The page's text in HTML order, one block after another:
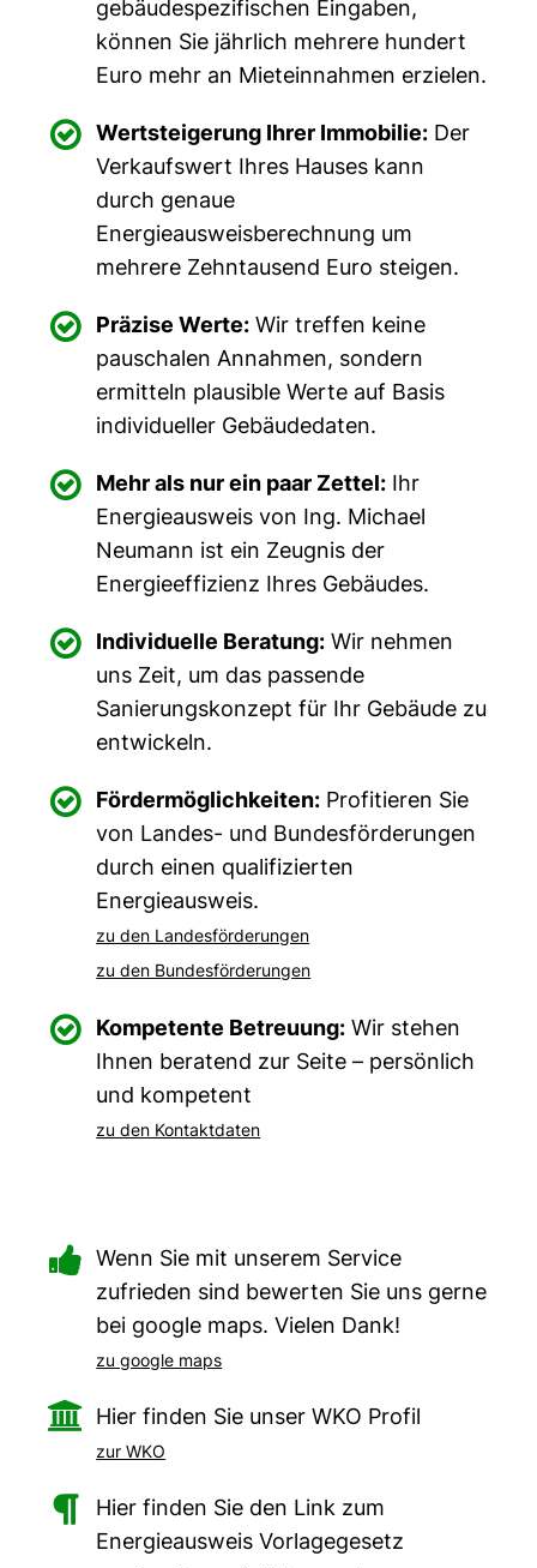
gebäudespezifischen Eingaben,
können Sie jährlich mehrere hundert
Euro mehr an Mieteinnahmen erzielen.
 Wertsteigerung Ihrer Immobilie: Der
Verkaufswert Ihres Hauses kann
durch genaue
Energieausweisberechnung um
mehrere Zehntausend Euro steigen.
 Präzise Werte: Wir treffen keine
pauschalen Annahmen, sondern
ermitteln plausible Werte auf Basis
individueller Gebäudedaten.
 Mehr als nur ein paar Zettel: Ihr
Energieausweis von Ing. Michael
Neumann ist ein Zeugnis der
Energieeffizienz Ihres Gebäudes.
 Individuelle Beratung: Wir nehmen
uns Zeit, um das passende
Sanierungskonzept für Ihr Gebäude zu
entwickeln.
 Fördermöglichkeiten: Profitieren Sie
von Landes- und Bundesförderungen
durch einen qualifizierten
Energieausweis.
zu den Landesförderungen
zu den Bundesförderungen
 Kompetente Betreuung: Wir stehen
Ihnen beratend zur Seite – persönlich
und kompetent
zu den Kontaktdaten
 Wenn Sie mit unserem Service
zufrieden sind bewerten Sie uns gerne
bei google maps. Vielen Dank!
zu google maps
 Hier finden Sie unser WKO Profil
zur WKO

Hier finden Sie den Link zum
Energieausweis Vorlagegesetz